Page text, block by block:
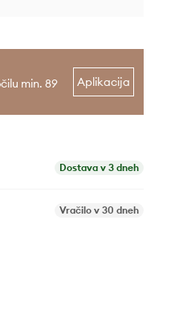
min. 89
Aplikacija
Dostava v 3 dneh
Vračilo v 30 dneh